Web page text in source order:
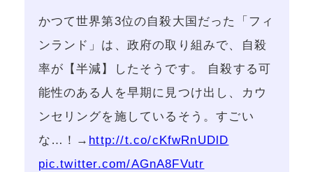
かつて世界第3位の自殺大国だった「フィ
ンランド」は、政府の取り組みで、自殺
率が【半減】したそうです。 自殺する可
能性のある人を早期に見つけ出し、カウ
ンセリングを施しているそう。すごい
な…！→ http://t.co/cKfwRnUDlD
pic.twitter.com/AGnA8FVutr